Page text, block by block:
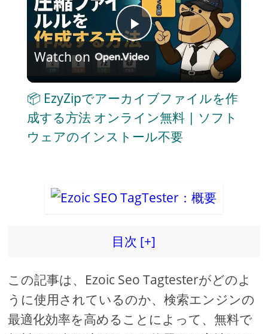
P
l
a
d
e
o
Watch on
📦 EzyZipでアーカイブファイルを作
成する方法 オンライン無料 | ソフト
ウェアのインストール不要
目次 [+]
この記事は、Ezoic Seo Tagtesterがどのよ
うに使用されているのか、検索エンジンの
最適化効率を高めることによって、無料で